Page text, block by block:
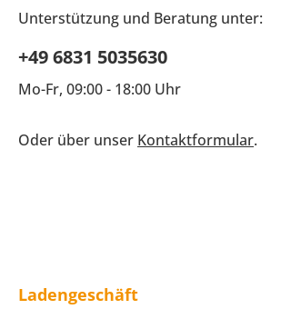
Unterstützung und Beratung unter:
+49 6831 5035630
Mo-Fr, 09:00 - 18:00 Uhr
Oder über unser Kontaktformular.
Ladengeschäft